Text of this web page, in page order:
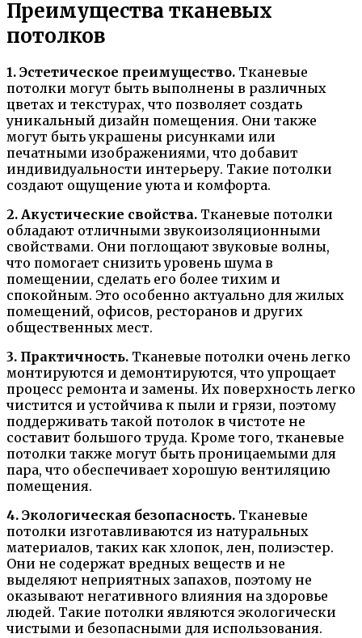
Преимущества тканевых
потолков
1. Эстетическое преимущество. Тканевые
потолки могут быть выполнены в различных
цветах и текстурах, что позволяет создать
уникальный дизайн помещения. Они также
могут быть украшены рисунками или
печатными изображениями, что добавит
индивидуальности интерьеру. Такие потолки
создают ощущение уюта и комфорта.
2. Акустические свойства. Тканевые потолки
обладают отличными звукоизоляционными
свойствами. Они поглощают звуковые волны,
что помогает снизить уровень шума в
помещении, сделать его более тихим и
спокойным. Это особенно актуально для жилых
помещений, офисов, ресторанов и других
общественных мест.
3. Практичность. Тканевые потолки очень легко
монтируются и демонтируются, что упрощает
процесс ремонта и замены. Их поверхность легко
чистится и устойчива к пыли и грязи, поэтому
поддерживать такой потолок в чистоте не
составит большого труда. Кроме того, тканевые
потолки также могут быть проницаемыми для
пара, что обеспечивает хорошую вентиляцию
помещения.
4. Экологическая безопасность. Тканевые
потолки изготавливаются из натуральных
материалов, таких как хлопок, лен, полиэстер.
Они не содержат вредных веществ и не
выделяют неприятных запахов, поэтому не
оказывают негативного влияния на здоровье
людей. Такие потолки являются экологически
чистыми и безопасными для использования.